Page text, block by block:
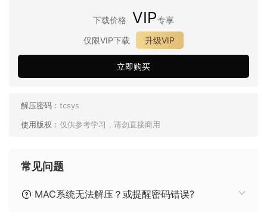
下载价格 VIP专享
仅限VIP下载
升级VIP
立即购买
解压密码： tcsys
使用版权： 仅供参考学习，请勿直接商用
常见问题
MAC系统无法解压？或提醒密码错误?